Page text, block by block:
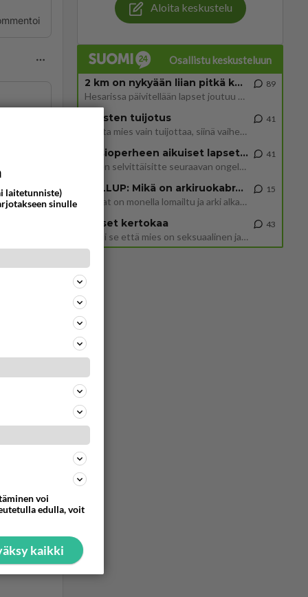
ja
Aloita keskustelu
Osallistu keskusteluun
2 km on nykyään liian pitkä koulumatka
Hesarissa päivitellään lapset joutuu nyt kulkemaan 2 km kouluun jösses. Ruostefillarilla tuo matka menee vaikka miten äk
89
Miesten tuijotus
Mutta mies vain tuijottaa, siinä vaiheessa käännän itse pään pois. Mikä juttu? Yleensä jos joku tuijottaa tai katsoo, hä
41
Uusioperheen aikuiset lapset tyhjentää jääkaapin käydessään
Miten selvittäisitte seuraavan ongelman, meillä on uusioperhe, minulla teini-ikäiset lapset ja puolisolla aikuiset, jotk
41
GALLUP: Mikä on arkiruokabravuurisi?
Lomat on monella lomailtu ja arki alkaa. Se voi tarkoittaa myös sitä, että grillailut on grillattu ja palataan arjen ruo
15
Naiset kertokaa
Miksi se että mies on seksuaalinen ja haluaa seksiä ja te olette hänen mielestänne haluttava on vastenmielistä? Mikä sii
43
laitetunniste)
sinulle
voi
edulla, voit
kaikki